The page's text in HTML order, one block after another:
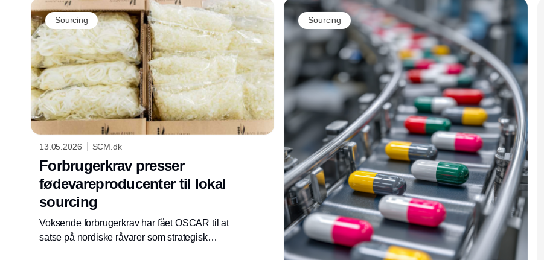
Sourcing
13.05.2026 SCM.dk
Forbrugerkrav presser
fødevareproducenter til lokal
sourcing
Voksende forbrugerkrav har fået OSCAR til at
satse på nordiske råvarer som strategisk
Sourcing